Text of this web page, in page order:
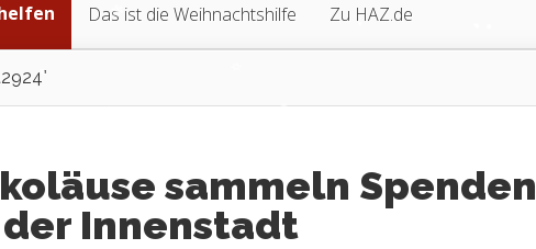
Das ist die Weihnachtshilfe Zu HAZ.de
2924"
sammeln Spenden
Innenstadt